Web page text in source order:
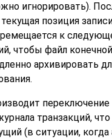
игнорировать).
позиция
к
чтобы файл
архивировать
переключение
транзакций, что
(в ситуации, когда